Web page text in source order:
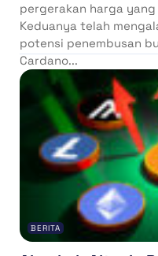
pergerakan harga
Keduanya telah
potensi penembusan
Cardano...
BERITA